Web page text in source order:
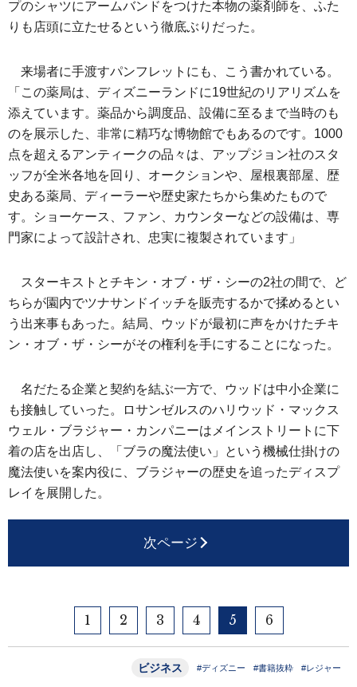
プのシャツにアームバンドをつけた本物の薬剤師を、ふた
りも店頭に立たせるという徹底ぶりだった。
来場者に手渡すパンフレットにも、こう書かれている。
「この薬局は、ディズニーランドに19世紀のリアリズムを
添えています。薬品から調度品、設備に至るまで当時のも
のを展示した、非常に精巧な博物館でもあるのです。1000
点を超えるアンティークの品々は、アップジョン社のスタ
ッフが全米各地を回り、オークションや、屋根裏部屋、歴
史ある薬局、ディーラーや歴史家たちから集めたもので
す。ショーケース、ファン、カウンターなどの設備は、専
門家によって設計され、忠実に複製されています」
スターキストとチキン・オブ・ザ・シーの2社の間で、ど
ちらが園内でツナサンドイッチを販売するかで揉めるとい
う出来事もあった。結局、ウッドが最初に声をかけたチキ
ン・オブ・ザ・シーがその権利を手にすることになった。
名だたる企業と契約を結ぶ一方で、ウッドは中小企業に
も接触していった。ロサンゼルスのハリウッド・マックス
ウェル・ブラジャー・カンパニーはメインストリートに下
着の店を出店し、「ブラの魔法使い」という機械仕掛けの
魔法使いを案内役に、ブラジャーの歴史を追ったディスプ
レイを展開した。
次ページ
1 2 3 4 5 6
ビジネス #ディズニー #書籍抜粋 #レジャー